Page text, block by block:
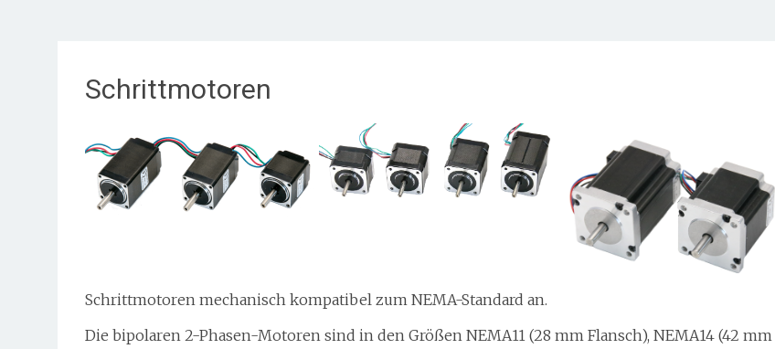
Schrittmotoren
Schrittmotoren mechanisch kompatibel zum NEMA-Standard an.
Die bipolaren 2-Phasen-Motoren sind in den Größen NEMA11 (28 mm Flansch), NEMA14 (42 mm